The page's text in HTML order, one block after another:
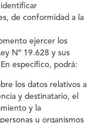
de conformidad a la
ejercer los
Nº 19.628 y sus
específico, podrá:
los datos relativos a
y destinatario, el
y la
u organismos